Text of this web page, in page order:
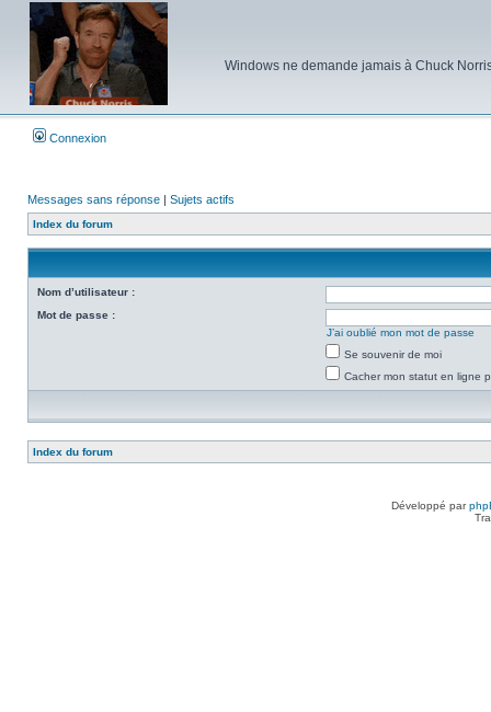
Windows ne demande jamais à Chuck
Connexion
Messages sans réponse | Sujets actifs
Index du forum
Nom d’utilisateur :
Mot de passe :
J’ai oublié mon mot de passe
Se souvenir de moi
Cacher mon statut en ligne
Index du forum
Développé par